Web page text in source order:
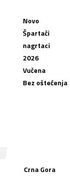
Novo
Špartači
nagrtaci
2026
Vučena
Bez oštećenja
Crna Gora